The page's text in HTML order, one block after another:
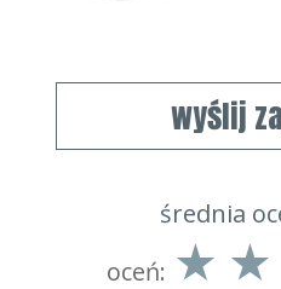
wyślij
średnia
oceń: